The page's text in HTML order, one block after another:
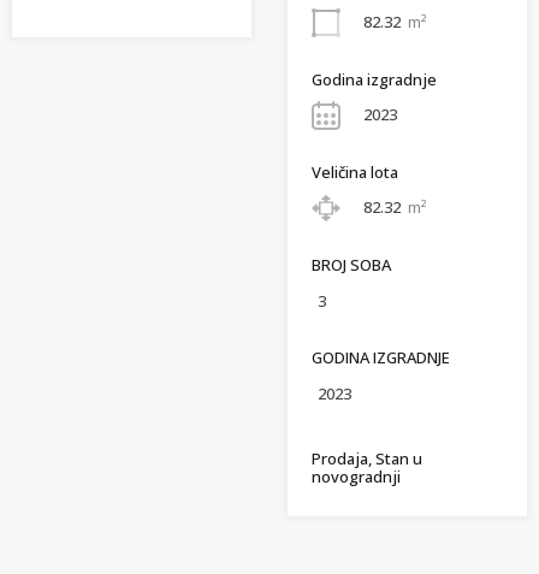
82.32 m²
Godina izgradnje
2023
Veličina lota
82.32 m²
BROJ SOBA
3
GODINA IZGRADNJE
2023
Prodaja, Stan u
novogradnji